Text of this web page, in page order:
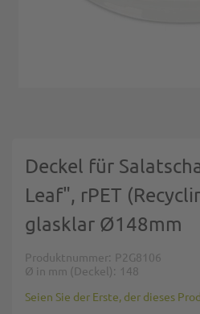
Deckel für
Leaf", rPET
glasklar Ø148mm
Produktnummer P2G8106
Ø in mm (Deckel)
148
Seien Sie der Erste, der dieses